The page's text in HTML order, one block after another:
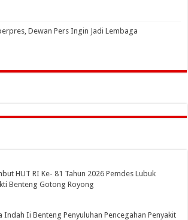
Dewan Pers Ingin Jadi Lembaga
HUT RI Ke- 81 Tahun 2026 Pemdes Lubuk
Benteng Gotong Royong
Indah Ii Benteng Penyuluhan Pencegahan Penyakit